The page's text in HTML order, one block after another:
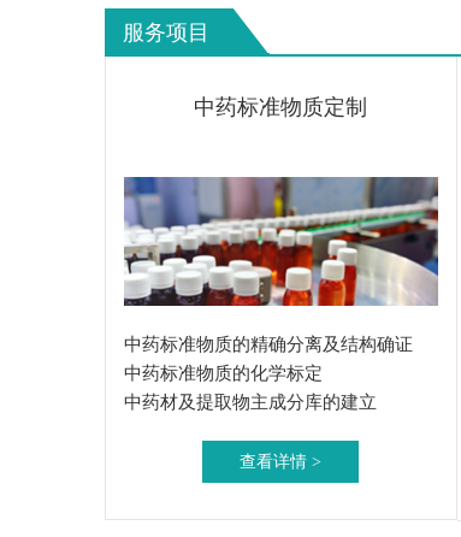
服务项目
中药标准物质定制
中药标准物质的精确分离及结构确证
中药标准物质的化学标定
中药材及提取物主成分库的建立
查看详情 >